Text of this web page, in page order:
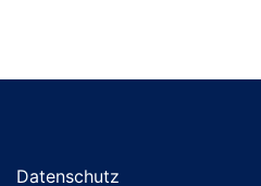
Varianten
Datenschutz